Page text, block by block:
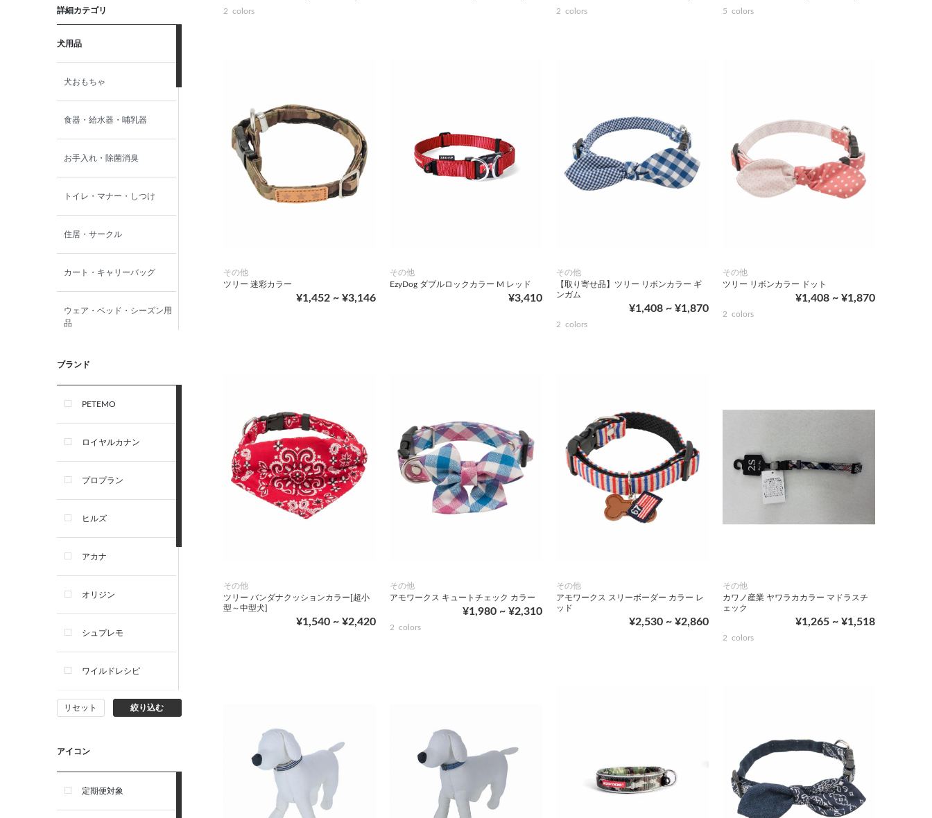
詳細カテゴリ
犬用品
犬おもちゃ
食器・給水器・哺乳器
お手入れ・除菌消臭
トイレ・マナー・しつけ
住居・サークル
カート・キャリーバッグ
ウェア・ベッド・シーズン用
品
首輪・ハーネス(胴輪)・リー
イ・ウェット）
犬ドライフード
犬ウェットフード
犬おやつ
犬サプリ・ミルク・栄養補給
ブランド
PETEMO
ロイヤルカナン
プロプラン
ヒルズ
アカナ
オリジン
シュプレモ
ワイルドレシピ
ナチュラルチョイス
ウェルネス
アーテミス
リセット 絞り込む
アイコン
定期便対象
2 colors 2 colors 5 colors
その他
ツリー 迷彩カラー
¥1,452 ~ ¥3,146
その他
EzyDog ダブルロックカラー M レッド
¥3,410
その他
【取り寄せ品】ツリー リボンカラー ギ
ンガム
¥1,408 ~ ¥1,870
2 colors
その他
ツリー リボンカラー ドット
¥1,408 ~ ¥1,870
2 colors
その他
ツリー バンダナクッションカラー[超小
型～中型犬]
¥1,540 ~ ¥2,420
その他
アモワークス キュートチェック カラー
¥1,980 ~ ¥2,310
2 colors
その他
アモワークス スリーボーダー カラー レ
ッド
¥2,530 ~ ¥2,860
その他
カワノ産業 ヤワラカカラー マドラスチ
ェック
¥1,265 ~ ¥1,518
2 colors